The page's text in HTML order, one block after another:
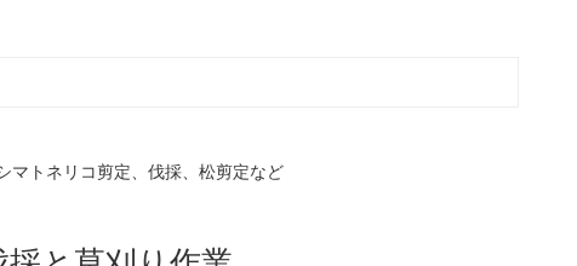
トネリコ剪定、伐採、松剪定など